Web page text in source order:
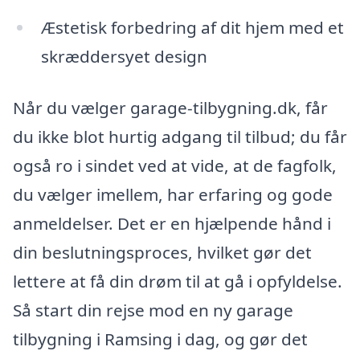
Æstetisk forbedring af dit hjem med et
skræddersyet design
Når du vælger garage-tilbygning.dk, får
du ikke blot hurtig adgang til tilbud; du får
også ro i sindet ved at vide, at de fagfolk,
du vælger imellem, har erfaring og gode
anmeldelser. Det er en hjælpende hånd i
din beslutningsproces, hvilket gør det
lettere at få din drøm til at gå i opfyldelse.
Så start din rejse mod en ny garage
tilbygning i Ramsing i dag, og gør det